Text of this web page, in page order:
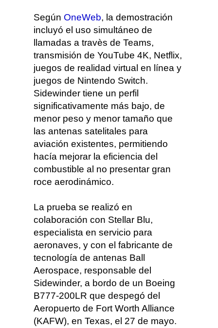
Según OneWeb, la demostración
incluyó el uso simultáneo de
llamadas a travès de Teams,
transmisión de YouTube 4K, Netflix,
juegos de realidad virtual en línea y
juegos de Nintendo Switch.
Sidewinder tiene un perfil
significativamente más bajo, de
menor peso y menor tamaño que
las antenas satelitales para
aviación existentes, permitiendo
hacía mejorar la eficiencia del
combustible al no presentar gran
roce aerodinámico.
La prueba se realizó en
colaboración con Stellar Blu,
especialista en servicio para
aeronaves, y con el fabricante de
tecnología de antenas Ball
Aerospace, responsable del
Sidewinder, a bordo de un Boeing
B777-200LR que despegó del
Aeropuerto de Fort Worth Alliance
(KAFW), en Texas, el 27 de mayo.